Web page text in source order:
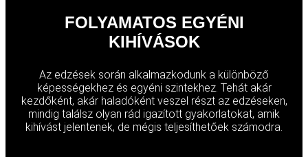
FOLYAMATOS EGYÉNI
KIHÍVÁSOK
Az edzések során alkalmazkodunk a különböző
képességekhez és egyéni szintekhez. Tehát akár
kezdőként, akár haladóként veszel részt az edzéseken,
mindig találsz olyan rád igazított gyakorlatokat, amik
kihívást jelentenek, de mégis teljesíthetőek számodra.